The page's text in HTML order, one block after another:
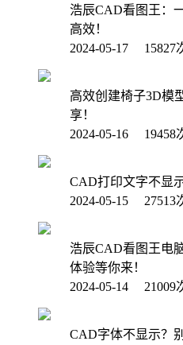
浩辰CAD看图王：
高效！
2024-05-17 15827
高效创建椅子3D模
享！
2024-05-16 19458
CAD打印文字不显
2024-05-15 27513
浩辰CAD看图王电
体验等你来！
2024-05-14 21009
CAD字体不显示？